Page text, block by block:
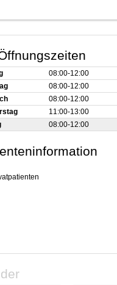
08:00‑12:00
08:00‑12:00
08:00‑12:00
11:00‑13:00
08:00‑12:00